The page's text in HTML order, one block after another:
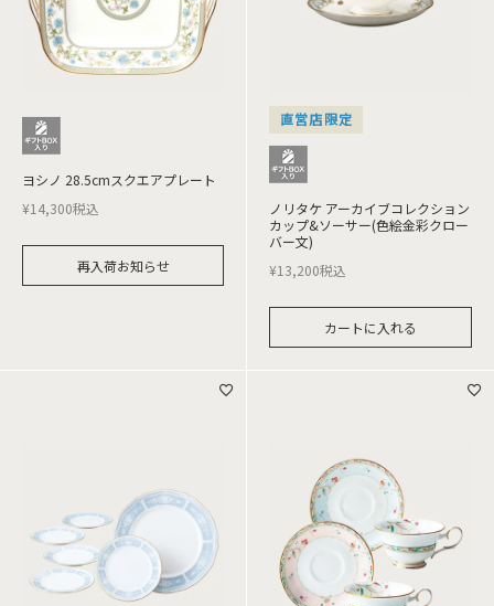
ヨシノ 28.5cmスクエアプレート
¥14,300税込
再入荷お知らせ
直営店限定
ノリタケ アーカイブコレクション
カップ&ソーサー(色絵金彩クロー
バー文)
¥13,200税込
カートに入れる